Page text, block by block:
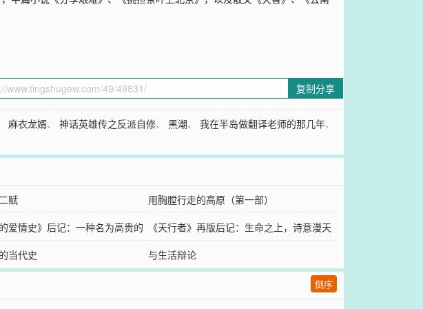
复制分享
麻衣龙婿、神话英雄传之反派自修、黑潮、我在半岛做翻译老师的那几年、
赋
用胸膛行走的高原（第一部）
爱情史》后记：一种名为高贵的
《天行者》再版后记：生命之上，诗意漫天
当代史 与生活辩论
倒序